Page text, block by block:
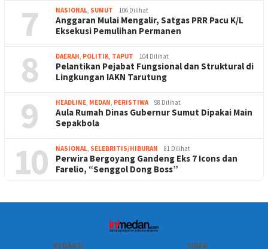
7 NASIONAL, SUMUT 106 Dilihat
Anggaran Mulai Mengalir, Satgas PRR Pacu K/L
Eksekusi Pemulihan Permanen
8 DAERAH, POLITIK, TAPUT 104 Dilihat
Pelantikan Pejabat Fungsional dan Struktural di
Lingkungan IAKN Tarutung
9 HEADLINE, MEDAN, PERISTIWA 98 Dilihat
Aula Rumah Dinas Gubernur Sumut Dipakai Main
Sepakbola
10 NASIONAL, SELEBRITIS/HIBURAN 81 Dilihat
Perwira Bergoyang Gandeng Eks 7 Icons dan
Farelio, “Senggol Dong Boss”
REDAKSI SIBER